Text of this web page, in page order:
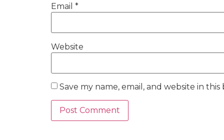
Email *
Website
Save my name, email, and website in